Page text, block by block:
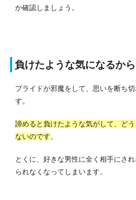
か確認しましょう。
負けたような気になるから
プライドが邪魔をして、思いを断ち
す。
諦めると負けたような気がして、ど
ないのです。
とくに、好きな男性に全く相手にさ
られなくなってしまいます。